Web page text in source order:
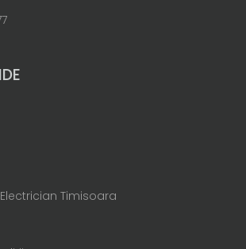
Timisoara